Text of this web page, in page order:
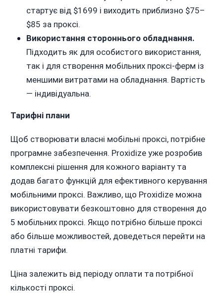
стартує від $1699 і виходить приблизно $75–
$85 за проксі.
Використання стороннього обладнання.
Підходить як для особистого використання,
так і для створення мобільних проксі-ферм із
меншими витратами на обладнання. Вартість
— індивідуальна.
Тарифні плани
Щоб створювати власні мобільні проксі, потрібне
програмне забезпечення. Proxidize уже розробив
комплексні рішення для кожного варіанту та
додав багато функцій для ефективного керування
мобільними проксі. Важливо, що Proxidize можна
використовувати безкоштовно для створення до
5 мобільних проксі. Якщо потрібно більше проксі
або більше можливостей, доведеться перейти на
платні тарифи.
Ціна залежить від періоду оплати та потрібної
кількості проксі.